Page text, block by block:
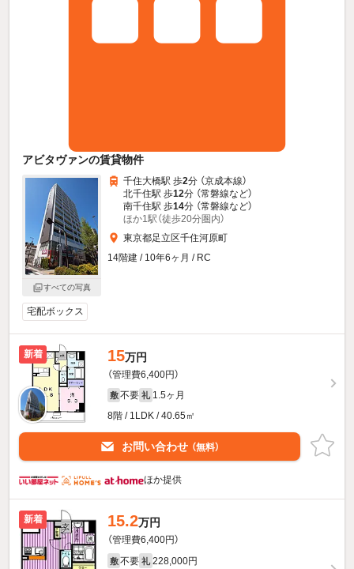
アビタヴァンの賃貸物件
すべての写真
千住大橋駅 歩2分 （京成本線）
北千住駅 歩12分 （常磐線など）
南千住駅 歩14分 （常磐線など）
ほか1駅（徒歩20分圏内）
東京都足立区千住河原町
14階建 / 10年6ヶ月 / RC
宅配ボックス
新着 15万円
（管理費6,400円）
敷 不要 礼 1.5ヶ月
8階 / 1LDK / 40.65㎡
お問い合わせ （無料）
ほか提供
新着 15.2万円
（管理費6,400円）
敷 不要 礼 228,000円